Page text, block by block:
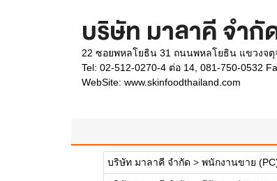
บริษัท มาลาคี จำกั
22 ซอยพหลโยธิน 31 ถนนพหลโยธิน แขวงจตุ
Tel: 02-512-0270-4 ต่อ 14, 081-750-0532
WebSite: www.skinfoodthailand.com
บริษัท มาลาคี จำกัด > พนักงานขาย